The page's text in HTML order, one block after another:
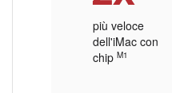
più veloce
dell'iMac con
chip M1